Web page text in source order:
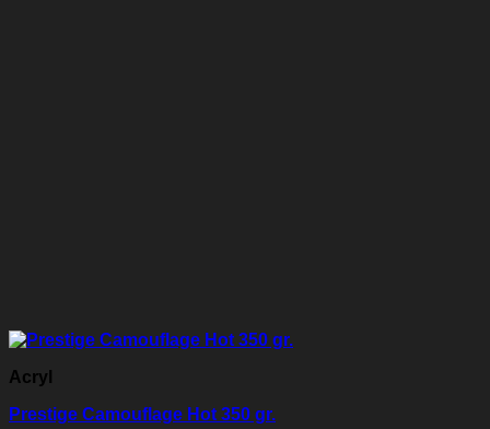
Acryl
Prestige Camouflage Hot 350 gr.